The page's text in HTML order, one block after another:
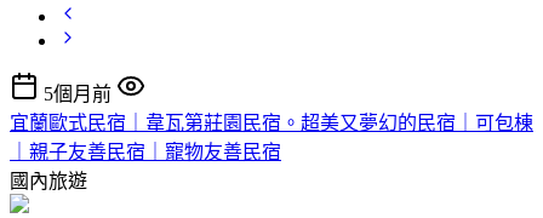
5個月前
宜蘭歐式民宿｜韋瓦第莊園民宿。超美又夢幻的民宿｜可包棟
｜親子友善民宿｜寵物友善民宿
國內旅遊